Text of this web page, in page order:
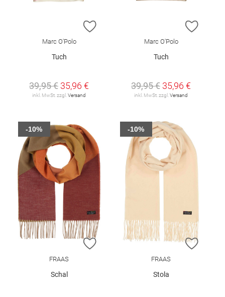
ZUR WUNSCHLISTE HINZUFÜGEN
Marc O'Polo
Tuch
39,95 € 35,96 €
inkl. MwSt. zzgl. Versand
ZUR
Marc O'Polo
Tuch
39,95 € 35,96 €
inkl. MwSt. zzgl. Versand
ZUR WUNSCHLISTE HINZUFÜGEN
FRAAS
Schal
-10%
ZUR
FRAAS
Stola
-10%